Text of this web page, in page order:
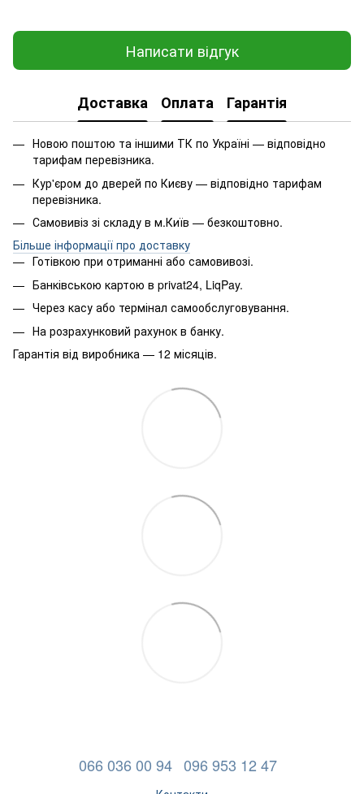
Написати відгук
Доставка Оплата Гарантія
Новою поштою та іншими ТК по Україні — відповідно
тарифам перевізника.
Кур'єром до дверей по Києву — відповідно тарифам
перевізника.
Самовивіз зі складу в м.Київ — безкоштовно.
Більше інформації про доставку
Готівкою при отриманні або самовивозі.
Банківською картою в privat24, LiqPay.
Через касу або термінал самообслуговування.
На розрахунковий рахунок в банку.
Гарантія від виробника — 12 місяців.
066 036 00 94 096 953 12 47